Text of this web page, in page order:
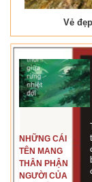
Vẻ
NHỮNG CÁI
TÊN MANG
THÂN PHẬN
NGƯỜI CỦA